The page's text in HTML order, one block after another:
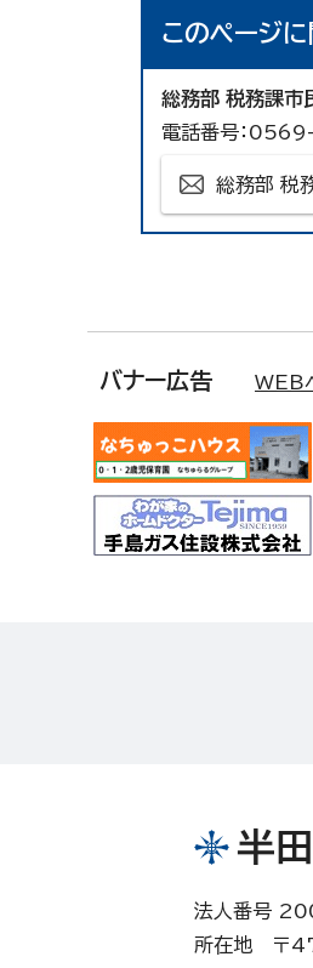
このページ
総務部 税務課市
電話番号：
総務部 税
バナー広告 WEB
半
法人番号
所在地 〒